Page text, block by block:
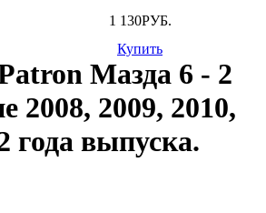
1 130РУБ.
Купить
Мазда 6 - 2
2008, 2009, 2010,
года выпуска.